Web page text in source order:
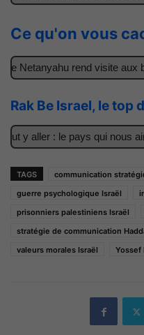
Ce qu'on vous
Netanyahu rend visite aux
Rak Be Israel, le top
y aller : le pays qui nous
TAGS communication
guerre psychologique Israël
prisonniers palestiniens Israël
stratégie de communication
valeurs morales Israël
Yossef